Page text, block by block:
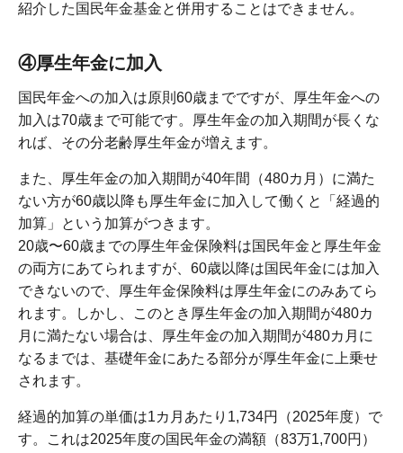
紹介した国民年金基金と併用することはできません。
④厚生年金に加入
国民年金への加入は原則60歳までですが、厚生年金への
加入は70歳まで可能です。厚生年金の加入期間が長くな
れば、その分老齢厚生年金が増えます。
また、厚生年金の加入期間が40年間（480カ月）に満た
ない方が60歳以降も厚生年金に加入して働くと「経過的
加算」という加算がつきます。
20歳〜60歳までの厚生年金保険料は国民年金と厚生年金
の両方にあてられますが、60歳以降は国民年金には加入
できないので、厚生年金保険料は厚生年金にのみあてら
れます。しかし、このとき厚生年金の加入期間が480カ
月に満たない場合は、厚生年金の加入期間が480カ月に
なるまでは、基礎年金にあたる部分が厚生年金に上乗せ
されます。
経過的加算の単価は1カ月あたり1,734円（2025年度）で
す。これは2025年度の国民年金の満額（83万1,700円）